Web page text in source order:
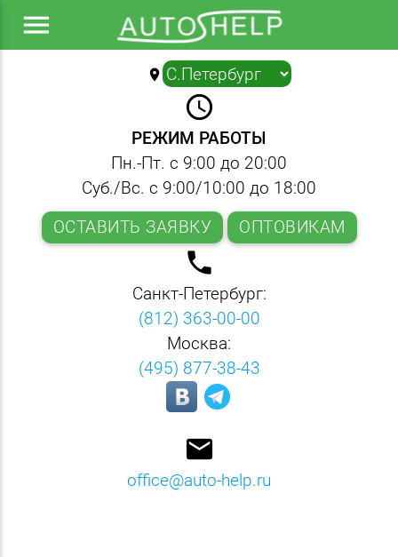
menu
location_on ▼
query_builder
РЕЖИМ РАБОТЫ
Пн.-Пт. с 9:00 до 20:00
Суб./Вс. с 9:00/10:00 до 18:00
ОСТАВИТЬ ЗАЯВКУ
ОПТОВИКАМ
local_phone
Санкт-Петербург:
(812) 363-00-00
Москва:
(495) 877-38-43
email
office@auto-help.ru